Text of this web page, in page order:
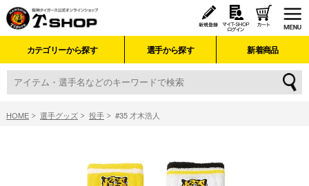
カテゴリーから探す 選手から探す 新着商品
HOME 選手グッズ 投手 #35 才木浩人